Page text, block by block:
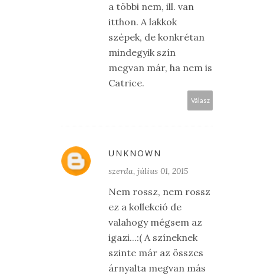
a többi nem, ill. van
itthon. A lakkok
szépek, de konkrétan
mindegyik szín
megvan már, ha nem is
Catrice.
Válasz
UNKNOWN
szerda, július 01, 2015
Nem rossz, nem rossz
ez a kollekció de
valahogy mégsem az
igazi...:( A színeknek
szinte már az összes
árnyalta megvan más